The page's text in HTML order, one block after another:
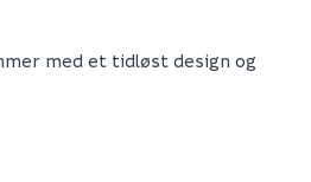
100 sl
hvit
med et tidløst design og